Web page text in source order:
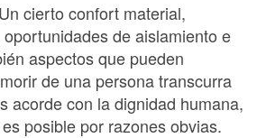
cierto confort material,
de aislamiento e
aspectos que pueden
de una persona transcurra
acorde con la dignidad humana,
posible por razones obvias.